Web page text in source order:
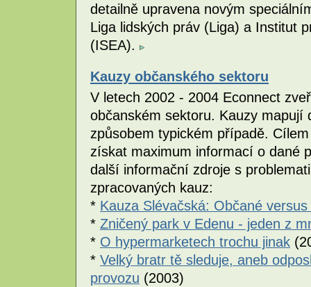
detailně upravena novým
Liga lidských práv (Liga) a Institut
(ISEA).
Kauzy občanského sektoru
V letech 2002 - 2004 Econnect
občanském sektoru. Kauzy
způsobem typickém případě.
získat maximum informací o dané
další informační zdroje s
zpracovaných kauz:
* Kauza Slévačská: Občané
* Zničený park v Edenu - jeden z
* O hypermarketech trochu jinak
* Velký bratr tě sleduje, aneb
provozu (2003)